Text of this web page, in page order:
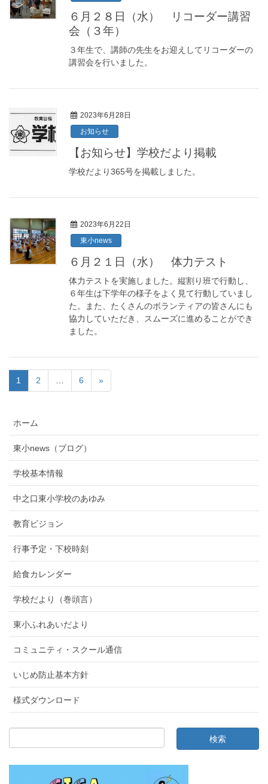
６月２８日（水） リコーダー講習
会（３年）
３年生で、講師の先生をお迎えしてリコーダーの
講習会を行いました。
2023年6月28日
お知らせ
【お知らせ】学校だより掲載
学校だより365号を掲載しました。
2023年6月22日
東小news
６月２１日（水） 体力テスト
体力テストを実施しました。縦割り班で行動し、
６年生は下学年の様子をよく見て行動していまし
た。また、たくさんのボランティアの皆さんにも
協力していただき、スムーズに進めることができ
ました。
1 2 6 »
ホーム
東小news（ブログ）
学校基本情報
中之口東小学校のあゆみ
教育ビジョン
行事予定・下校時刻
給食カレンダー
学校だより（巻頭言）
東小ふれあいだより
コミュニティ・スクール通信
いじめ防止基本方針
様式ダウンロード